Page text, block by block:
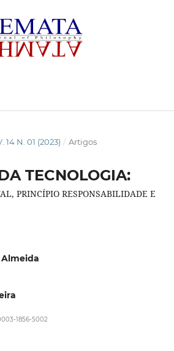
14 N. 01 (2023) / Artigos
TECNOLOGIA:
PRINCÍPIO RESPONSABILIDADE E
1856-5002